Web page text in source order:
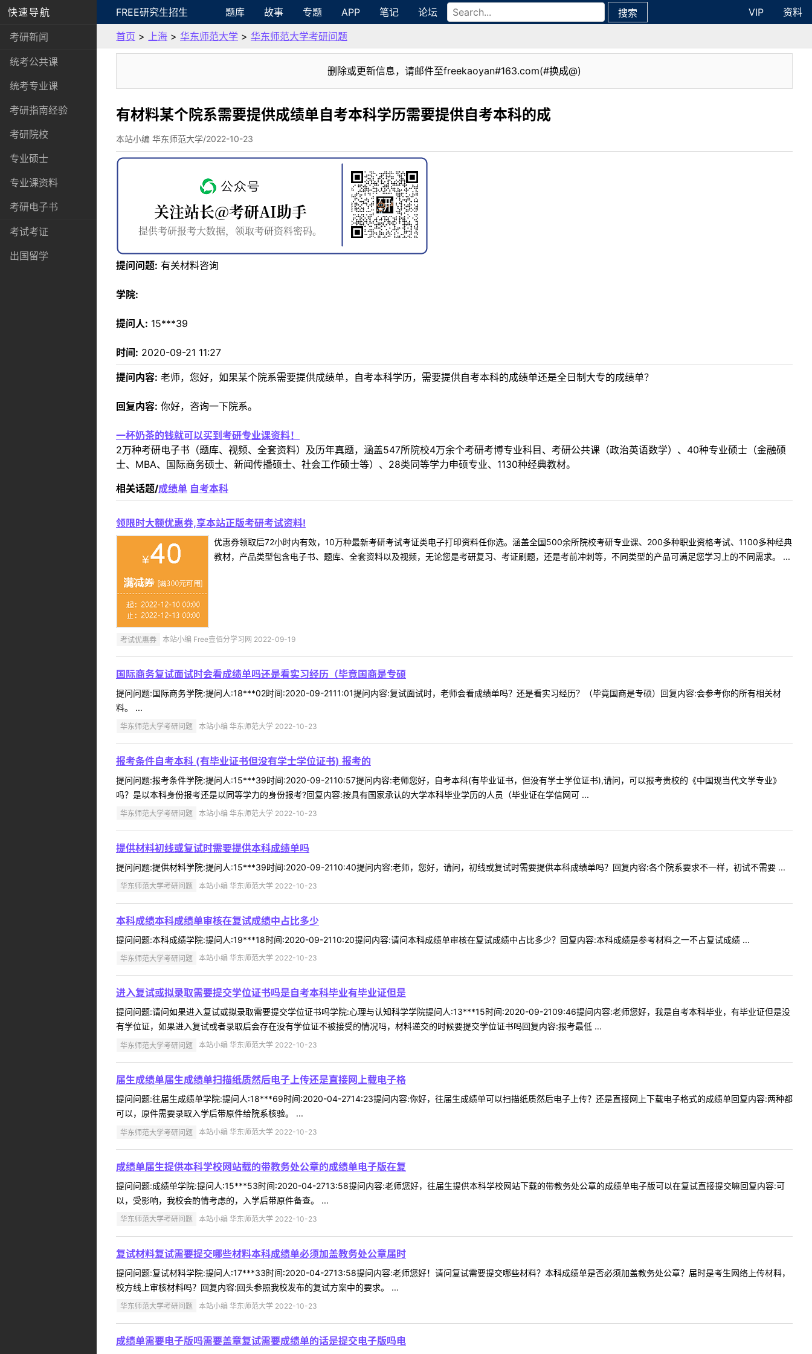
快速导航
考研新闻
统考公共课
统考专业课
考研指南经验
考研院校
专业硕士
专业课资料
考研电子书
考试考证
出国留学
FREE研究生招生 题库 故事 专题 APP 笔记 论坛 搜索 VIP
资料
首页 > 上海 > 华东师范大学 > 华东师范大学考研问题
删除或更新信息，请邮件至freekaoyan#163.com(#换成@)
有材料某个院系需要提供成绩单自考本科学历需要提供自考本科的成
本站小编 华东师范大学/2022-10-23
提问问题: 有关材料咨询
学院:
提问人: 15***39
时间: 2020-09-21 11:27
提问内容: 老师，您好，如果某个院系需要提供成绩单，自考本科学历，需要提供自考本科的成绩单还是全日制大专的成绩单？
回复内容: 你好，咨询一下院系。
一杯奶茶的钱就可以买到考研专业课资料！
2万种考研电子书（题库、视频、全套资料）及历年真题，涵盖547所院校4万余个考研考博专业科目、考研公共课（政治英语数学）、40种专业硕士（金融硕
士、MBA、国际商务硕士、新闻传播硕士、社会工作硕士等）、28类同等学力申硕专业、1130种经典教材。
相关话题/成绩单 自考本科
领限时大额优惠券,享本站正版考研考试资料!
优惠券领取后72小时内有效，10万种最新考研考试考证类电子打印资料任你选。涵盖全国500余所院校考研专业课、200多种职业资格考试、1100多种经典
教材，产品类型包含电子书、题库、全套资料以及视频，无论您是考研复习、考证刷题，还是考前冲刺等，不同类型的产品可满足您学习上的不同需求。 ...
考试优惠券 本站小编 Free壹佰分学习网 2022-09-19
国际商务复试面试时会看成绩单吗还是看实习经历（毕竟国商是专硕
提问问题:国际商务学院:提问人:18***02时间:2020-09-2111:01提问内容:复试面试时，老师会看成绩单吗？还是看实习经历？（毕竟国商是专硕）回复内容:会参考你的所有相关材
料。 ...
华东师范大学考研问题 本站小编 华东师范大学 2022-10-23
报考条件自考本科 (有毕业证书但没有学士学位证书) 报考的
提问问题:报考条件学院:提问人:15***39时间:2020-09-2110:57提问内容:老师您好，自考本科(有毕业证书，但没有学士学位证书),请问，可以报考贵校的《中国现当代文学专业》
吗？是以本科身份报考还是以同等学力的身份报考?回复内容:按具有国家承认的大学本科毕业学历的人员（毕业证在学信网可 ...
华东师范大学考研问题 本站小编 华东师范大学 2022-10-23
提供材料初线或复试时需要提供本科成绩单吗
提问问题:提供材料学院:提问人:15***39时间:2020-09-2110:40提问内容:老师，您好，请问，初线或复试时需要提供本科成绩单吗？回复内容:各个院系要求不一样，初试不需要 ...
华东师范大学考研问题 本站小编 华东师范大学 2022-10-23
本科成绩本科成绩单审核在复试成绩中占比多少
提问问题:本科成绩学院:提问人:19***18时间:2020-09-2110:20提问内容:请问本科成绩单审核在复试成绩中占比多少？回复内容:本科成绩是参考材料之一不占复试成绩 ...
华东师范大学考研问题 本站小编 华东师范大学 2022-10-23
进入复试或拟录取需要提交学位证书吗是自考本科毕业有毕业证但是
提问问题:请问如果进入复试或拟录取需要提交学位证书吗学院:心理与认知科学学院提问人:13***15时间:2020-09-2109:46提问内容:老师您好，我是自考本科毕业，有毕业证但是没
有学位证，如果进入复试或者录取后会存在没有学位证不被接受的情况吗，材料递交的时候要提交学位证书吗回复内容:报考最低 ...
华东师范大学考研问题 本站小编 华东师范大学 2022-10-23
届生成绩单届生成绩单扫描纸质然后电子上传还是直接网上载电子格
提问问题:往届生成绩单学院:提问人:18***69时间:2020-04-2714:23提问内容:你好，往届生成绩单可以扫描纸质然后电子上传？还是直接网上下载电子格式的成绩单回复内容:两种都
可以，原件需要录取入学后带原件给院系核验。 ...
华东师范大学考研问题 本站小编 华东师范大学 2022-10-23
成绩单届生提供本科学校网站载的带教务处公章的成绩单电子版在复
提问问题:成绩单学院:提问人:15***53时间:2020-04-2713:58提问内容:老师您好，往届生提供本科学校网站下载的带教务处公章的成绩单电子版可以在复试直接提交嘛回复内容:可
以，受影响，我校会酌情考虑的，入学后带原件备查。 ...
华东师范大学考研问题 本站小编 华东师范大学 2022-10-23
复试材料复试需要提交哪些材料本科成绩单必须加盖教务处公章届时
提问问题:复试材料学院:提问人:17***33时间:2020-04-2713:58提问内容:老师您好！请问复试需要提交哪些材料？本科成绩单是否必须加盖教务处公章？届时是考生网络上传材料，
校方线上审核材料吗？回复内容:回头参照我校发布的复试方案中的要求。 ...
华东师范大学考研问题 本站小编 华东师范大学 2022-10-23
成绩单需要电子版吗需要盖章复试需要成绩单的话是提交电子版吗电